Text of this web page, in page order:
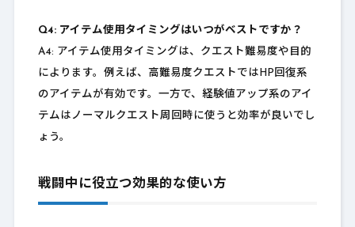
Q4: アイテム使用タイミングはいつがベストですか？
A4: アイテム使用タイミングは、クエスト難易度や目的
によります。例えば、高難易度クエストではHP回復系
のアイテムが有効です。一方で、経験値アップ系のアイ
テムはノーマルクエスト周回時に使うと効率が良いでし
ょう。
戦闘中に役立つ効果的な使い方